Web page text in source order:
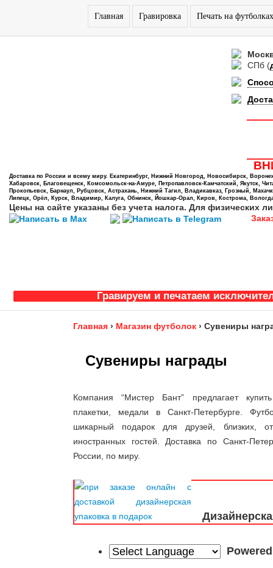
Главная Гравировка Печать на футболках
СПб (
Доставка по России и всему миру. Екатеринбург, Нижний Новгород, Новосибирск,
Хабаровск, Благовещенск, Комсомольск-на-Амуре, Петропавловск-Камчатский, Якутск,
Прокопьевск, Барнаул, Рубцовск, Астрахань, Нижний Тагил, Владикавказ, Грозный,
Липецк, Орёл, Курск, Владимир, Калуга, Обнинск, Йошкар-Орал, Киров, Кострома,
Цены на сайте указаны без учета налога. Для физических
Гравируем и печатаем
Главная › Магазин футболок › Сувениры
Сувениры награды
Компания “Мистер Бант” предлагает
плакетки, медали в Санкт-Петербурге.
шикарный подарок для друзей, близких,
иностранных гостей. Доставка по Санкт-
России, по миру.